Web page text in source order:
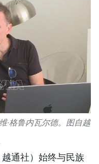
·格鲁内瓦尔德。图自越
通社）始终与民族